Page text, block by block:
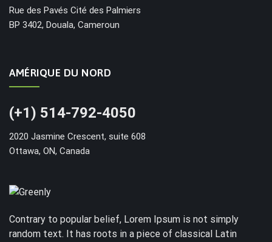
Rue des Pavés Cité des Palmiers
BP 3402, Douala, Cameroun
AMÉRIQUE DU NORD
(+1) 514-792-4050
2020 Jasmine Crescent, suite 608
Ottawa, ON, Canada
Contrary to popular belief, Lorem Ipsum is not simply
random text. It has roots in a piece of classical Latin